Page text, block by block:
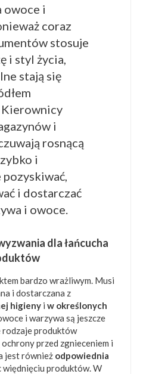
owoce i
coraz
stosuje
i styl życia,
stają się
Kierownicy
i
rosnącą
i
i dostarczać
i owoce.
dla łańcucha
bardzo wrażliwym. Musi
i dostarczana z
higieny i w określonych
i warzywa są jeszcze
rodzaje produktów
przed zgnieceniem i
jest również odpowiednia
więdnięciu produktów. W